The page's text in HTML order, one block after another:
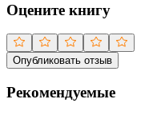
Оцените книгу
Опубликовать отзыв
Рекомендуемые